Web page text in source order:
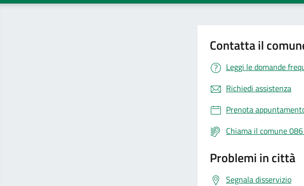
Contatta il
Leggi le domande
Richiedi assistenza
Prenota
Chiama il comune
Problemi in città
Segnala disservizio